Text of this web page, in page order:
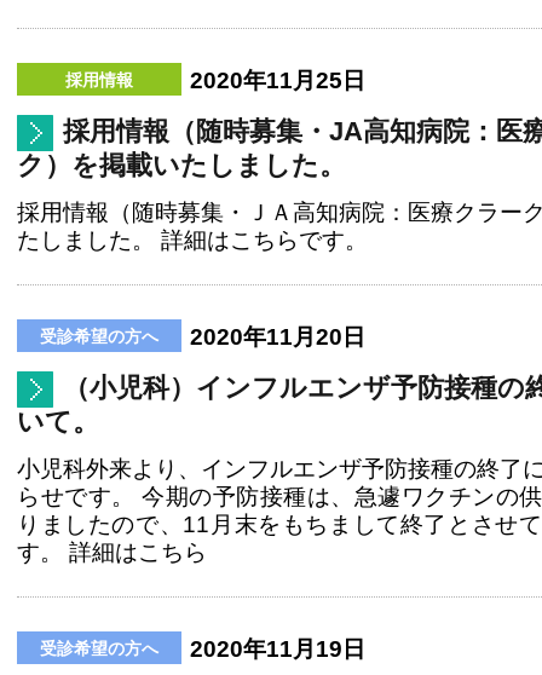
2020年11月25日
採用情報（随時募集・JA高知病院：医
ク）を掲載いたしました。
採用情報（随時募集・ＪＡ高知病院：医療クラー
たしました。 詳細はこちらです。
2020年11月20日
（小児科）インフルエンザ予防接種の
いて。
小児科外来より、インフルエンザ予防接種の終了
らせです。 今期の予防接種は、急遽ワクチンの
りましたので、11月末をもちまして終了とさせ
す。 詳細はこちら
2020年11月19日